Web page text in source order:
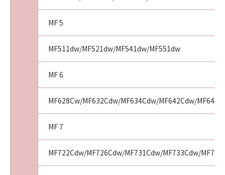
MF 5
MF511dw/MF521dw/MF541dw/MF551dw
MF 6
MF628Cw/MF632Cdw/MF634Cdw/MF642Cdw/
MF 7
MF722Cdw/MF726Cdw/MF731Cdw/MF733Cdw/